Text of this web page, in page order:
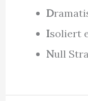
D
Isoliert
Null